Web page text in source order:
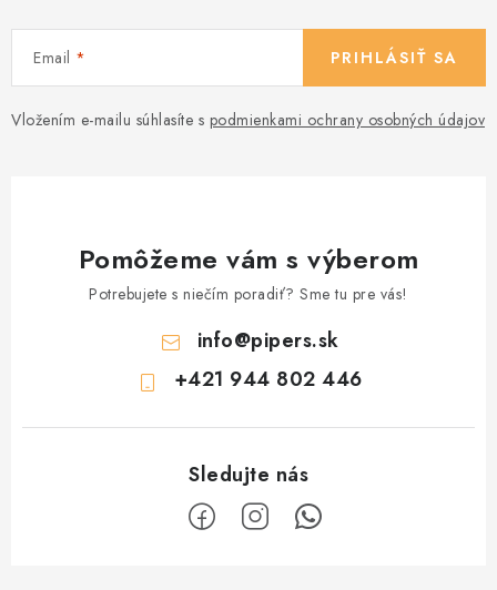
Email
Vložením e-mailu súhlasíte s podmienkami ochrany osobných údajov
PRIHLÁSIŤ SA
Pomôžeme vám s výberom
Potrebujete s niečím poradiť? Sme tu pre vás!
info@pipers.sk
+421 944 802 446